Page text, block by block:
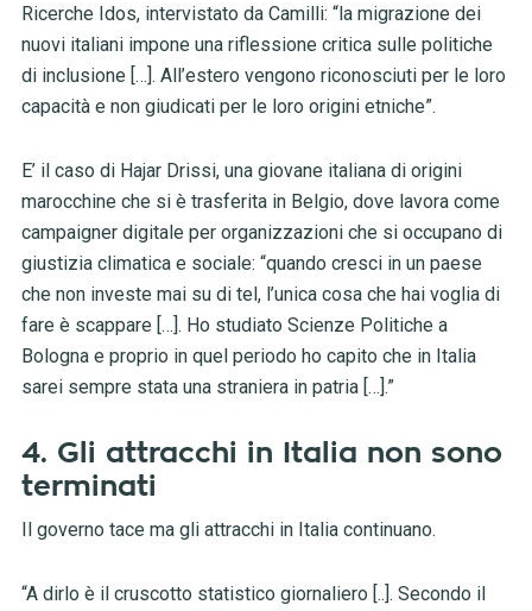
Ricerche Idos, intervistato da Camilli: “la migrazione dei
nuovi italiani impone una riflessione critica sulle politiche
di inclusione […]. All’estero vengono riconosciuti per le loro
capacità e non giudicati per le loro origini etniche”.
E’ il caso di Hajar Drissi, una giovane italiana di origini
marocchine che si è trasferita in Belgio, dove lavora come
campaigner digitale per organizzazioni che si occupano di
giustizia climatica e sociale: “quando cresci in un paese
che non investe mai su di tel, l’unica cosa che hai voglia di
fare è scappare […]. Ho studiato Scienze Politiche a
Bologna e proprio in quel periodo ho capito che in Italia
sarei sempre stata una straniera in patria […].”
4. Gli attracchi in Italia non sono
terminati
Il governo tace ma gli attracchi in Italia continuano.
“A dirlo è il cruscotto statistico giornaliero [..]. Secondo il